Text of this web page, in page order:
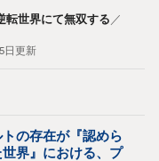
転世界にて無双する／
日更新
の存在が『認めら
界』における、プ